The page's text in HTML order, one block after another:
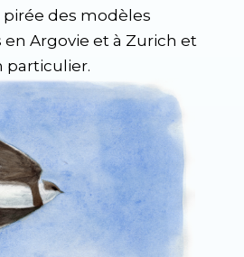
pirée des modèles
Argovie et à Zurich et
particulier.